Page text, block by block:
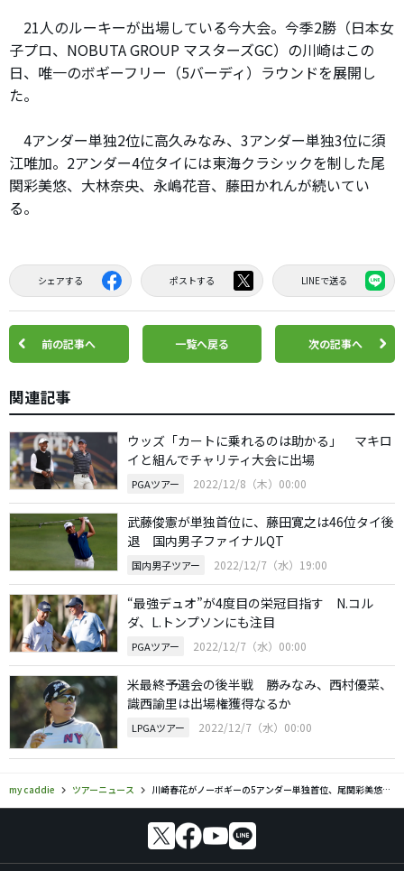
21人のルーキーが出場している今大会。今季2勝（日本女
子プロ、NOBUTA GROUP マスターズGC）の川崎はこの
日、唯一のボギーフリー（5バーディ）ラウンドを展開し
た。
4アンダー単独2位に高久みなみ、3アンダー単独3位に須
江唯加。2アンダー4位タイには東海クラシックを制した尾
関彩美悠、大林奈央、永嶋花音、藤田かれんが続いてい
る。
シェアする ポストする LINEで送る
前の記事へ 一覧へ戻る 次の記事へ
関連記事
ウッズ「カートに乗れるのは助かる」 マキロ
イと組んでチャリティ大会に出場
PGAツアー 2022/12/8（木）00:00
武藤俊憲が単独首位に、藤田寛之は46位タイ後
退 国内男子ファイナルQT
国内男子ツアー 2022/12/7（水）19:00
“最強デュオ”が4度目の栄冠目指す N.コル
ダ、L.トンプソンにも注目
PGAツアー 2022/12/7（水）00:00
米最終予選会の後半戦 勝みなみ、西村優菜、
識西諭里は出場権獲得なるか
LPGAツアー 2022/12/7（水）00:00
my caddie ツアーニュース 川崎春花がノーボギーの5アンダー単独首位、尾関彩美悠4位 女子ツアー新人戦